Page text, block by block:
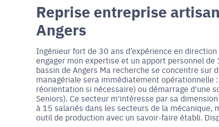
Reprise entreprise
Angers
Ingénieur fort de 30 ans d’expérience en
engager mon expertise et un apport personnel
bassin de Angers Ma recherche se concentre
managériale sera immédiatement opérationnelle
réorientation si nécessaire) ou démarrage d'une
Seniors). Ce secteur m'intéresse par sa
à 15 salariés dans les secteurs de la
outil de production avec un savoir-faire établi.